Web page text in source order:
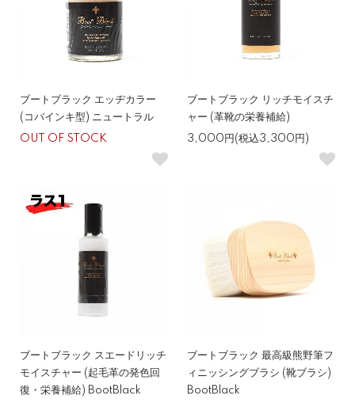
ブートブラック エッヂカラー
(コバインキ型) ニュートラル
OUT OF STOCK
ブートブラック リッチモイスチ
ャー (革靴の栄養補給)
3,000円(税込3,300円)
ブートブラック スエードリッチ
モイスチャー (起毛革の発色回
復・栄養補給) BootBlack
ブートブラック 最高級熊野筆フ
ィニッシングブラシ (靴ブラシ)
BootBlack